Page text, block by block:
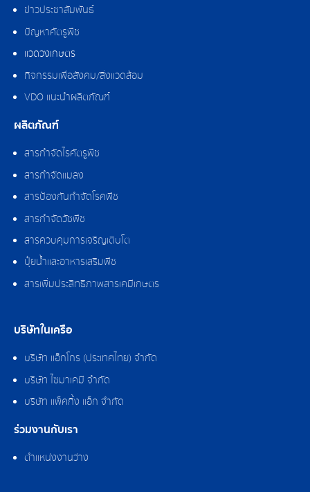
ข่าวประชาสัมพันธ์
ปัญหาศัตรูพืช
แวดวงเกษตร
กิจกรรมเพื่อสังคม/สิ่งแวดล้อม
VDO แนะนำผลิตภัณฑ์
ผลิตภัณฑ์
สารกำจัดไรศัตรูพืช
สารกำจัดแมลง
สารป้องกันกำจัดโรคพืช
สารกำจัดวัชพืช
สารควบคุมการเจริญเติบโต
ปุ๋ยน้ำและอาหารเสริมพืช
สารเพิ่มประสิทธิภาพสารเคมีเกษตร
บริษัทในเครือ
บริษัท แอ็กโกร (ประเทศไทย) จำกัด
บริษัท ไซมาเคมี จำกัด
บริษัท แพ็คกิ้ง แอ็ก จำกัด
ร่วมงานกับเรา
ตำแหน่งงานว่าง